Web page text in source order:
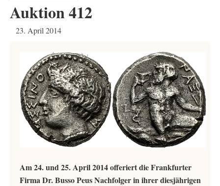
Auktion 412
23. April 2014
Am 24. und 25. April 2014 offeriert die Frankfurter
Firma Dr. Busso Peus Nachfolger in ihrer diesjährigen